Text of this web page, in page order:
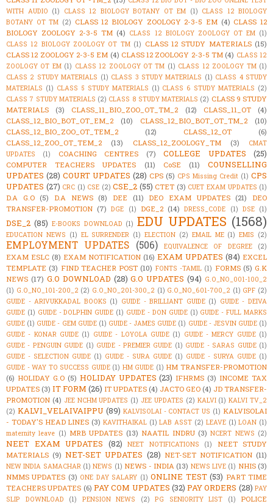
WITH AUDIO (1) CLASS 12 BIOLOGY BOTANY OT EM (1) CLASS 12 BIOLOGY
BOTANY OT TM (2) CLASS 12 BIOLOGY ZOOLOGY 2-3-5 EM (4) CLASS 12
BIOLOGY ZOOLOGY 2-3-5 TM (4) CLASS 12 BIOLOGY ZOOLOGY OT EM (1)
CLASS 12 BIOLOGY ZOOLOGY OT TM (1) CLASS 12 STUDY MATERIALS (15)
CLASS 12 ZOOLOGY 2-3-5 EM (4) CLASS 12 ZOOLOGY 2-3-5 TM (4) CLASS 12
ZOOLOGY OT EM (1) CLASS 12 ZOOLOGY OT TM (1) CLASS 12 ZOOLOGY TM (1)
CLASS 2 STUDY MATERIALS (1) CLASS 3 STUDY MATERIALS (1) CLASS 4 STUDY
MATERIALS (1) CLASS 5 STUDY MATERIALS (1) CLASS 6 STUDY MATERIALS (2)
CLASS 7 STUDY MATERIALS (2) CLASS 8 STUDY MATERIALS (2) CLASS 9 STUDY
MATERIALS
(3) CLASS_11_BIO_ZOO_OT_TM_2 (12) CLASS_11_OT
(4)
CLASS_12_BIO_BOT_OT_EM_2
(10) CLASS_12_BIO_BOT_OT_TM_2
(10)
CLASS_12_BIO_ZOO_OT_TEM_2
(12) CLASS_12_OT
(6)
CLASS_12_ZOO_OT_TEM_2
(13) CLASS_12_ZOOLOGY_TM (3)
CMAT
UPDATES
(1) COACHING CENTRES (7) COLLEGE UPDATES (25)
COMPUTER TEACHERS UPDATES (11) CoSE (11)
COUNSELLING
UPDATES (28) COURT UPDATES (28) CPS (5) CPS Missing Credit (1) CPS
UPDATES (27) CRC (1) CSE (2) CSE_2 (55) CTET (3) CUET EXAM UPDATES (1)
D.A G.O (5) D.A NEWS (8) DEE (11) DEO EXAM UPDATES (21)
DEO
TRANSFER-PROMOTION (7) DGE (1) DGE_2 (14) DRESS_CODE (1) DSE (1)
DSE_2 (85) E-BOOKS DOWNLOAD (1) EDU UPDATES (1568)
EDUCATION NEWS (1) EL SURRENDER (1) ELECTION (2) EMAIL ME (1) EMIS (2)
EMPLOYMENT UPDATES (506) EQUIVALENCE OF DEGREE (2)
EXAM ESLC (8) EXAM NOTIFICATION (16) EXAM UPDATES (84) EXCEL
TEMPLATE (3) FIND TEACHER POST (10) FONTS -TAMIL (1) FORMS (5) G.K
NEWS (17) G.O DOWNLOAD (28) G.O UPDATES (94) G.O_NO_001-100_2
(1) G.O_NO_101-200_2 (2) G.O_NO_201-300_2 (1) G.O_NO_601-700_2 (1) GPF (2)
GUIDE - ARIVUKKADAL BOOKS (1) GUIDE - BRILLIANT GUIDE (1) GUIDE - DEIVA
GUIDE (1) GUIDE - DOLPHIN GUIDE (1) GUIDE - DON GUIDE (1) GUIDE - FULL MARKS
GUIDE (1) GUIDE - GEM GUIDE (1) GUIDE - JAMES GUIDE (1) GUIDE - JESVIN GUIDE (1)
GUIDE - KONAR GUIDE (1) GUIDE - LOYOLA GUIDE (1) GUIDE - MERCY GUIDE (1)
GUIDE - PENGUIN GUIDE (1) GUIDE - PREMIER GUIDE (1) GUIDE - SARAS GUIDE (1)
GUIDE - SELECTION GUIDE (1) GUIDE - SURA GUIDE (1) GUIDE - SURYA GUIDE (1)
GUIDE - WAY TO SUCCESS GUIDE (1) HM GUIDE (1) HM TRANSFER-PROMOTION
(6) HOLIDAY G.O (5) HOLIDAY UPDATES (23) IFHRMS (3) INCOME TAX
UPDATES (3) IT FORM (26) IT UPDATES (4) JACTO GEO (4) JD TRANSFER-
PROMOTION (4) JEE NCHM UPDATES (1) JEE UPDATES (2) KALVI (1) KALVI TV_2
(2) KALVI_VELAIVAIPPU (89) KALVISOLAI - CONTACT US (1) KALVISOLAI
- TODAY'S HEAD LINES (3) KAVITHAIKAL (1) LAB ASST (2) LEAVE (1) LOAN (1)
maternity leave (1) MRB UPDATES (13) NAATIL INDRU (3) NCERT NEWS (2)
NEET EXAM UPDATES (82) NEET NOTIFICATIONS (1)
NEET STUDY
MATERIALS (9) NET-SET UPDATES (28) NET-SET NOTIFICATION (11)
NEW INDIA SAMACHAR (1) NEWS (1) NEWS - INDIA (13) NEWS LIVE (1) NHIS (3)
NMMS UPDATES (3) ONE DAY SALARY (1) ONLINE TEST (53) PART TIME
TEACHERS UPDATES (6) PAY COM UPDATES (32) PAY ORDERS (28) PAY
SLIP DOWNLOAD
(1) PENSION NEWS (2) PG SENIORITY LIST (1)
POLICE